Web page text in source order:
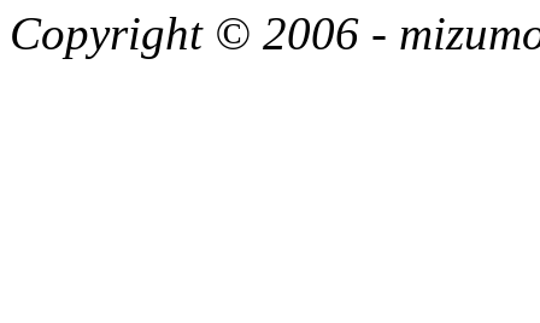
Copyright © 2006 -